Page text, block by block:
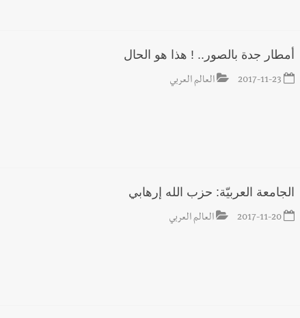
رجل
أمطار جدة بالصور.. ! هذا هو الحال
2017-11-23 العالم العربي
الجامعة العربيّة: حزب الله إرهابي
2017-11-20 العالم العربي